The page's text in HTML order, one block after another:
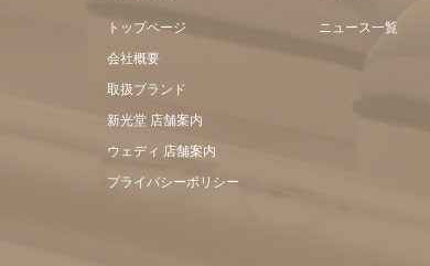
トップページ
会社概要
取扱ブランド
新光堂 店舗案内
ウェディ 店舗案内
プライバシーポリシー
ニュース一覧